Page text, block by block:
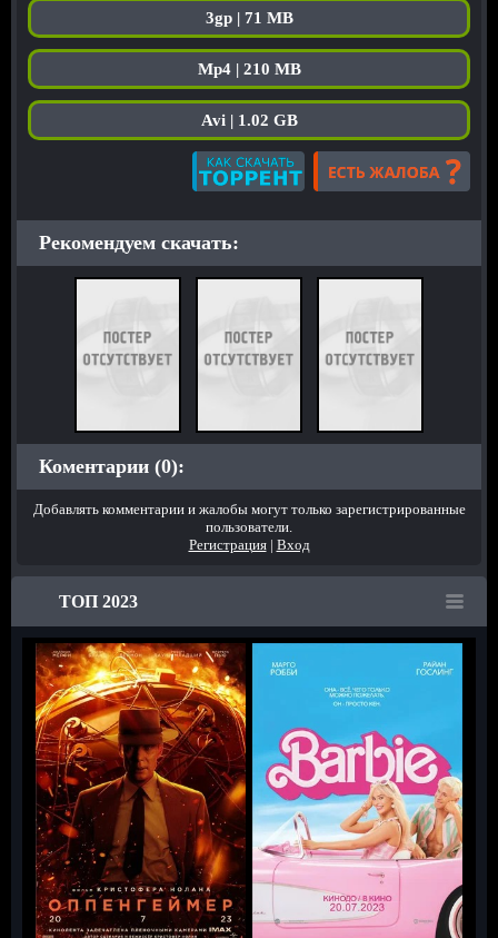
3gp | 71 MB
Mp4 | 210 MB
Avi | 1.02 GB
Рекомендуем скачать:
Коментарии (0):
Добавлять комментарии и жалобы могут только зарегистрированные
пользователи.
Регистрация| Вход
ТОП 2023